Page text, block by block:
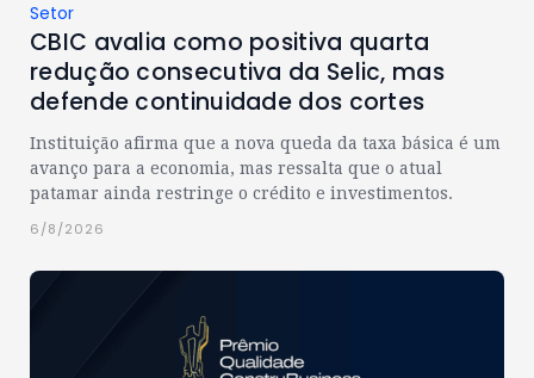
Setor
CBIC avalia como positiva quarta
redução consecutiva da Selic, mas
defende continuidade dos cortes
Instituição afirma que a nova queda da taxa básica é um
avanço para a economia, mas ressalta que o atual
patamar ainda restringe o crédito e investimentos.
6/8/2026